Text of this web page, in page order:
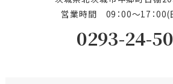
営業時間 09：00〜17：00(
0293-24-